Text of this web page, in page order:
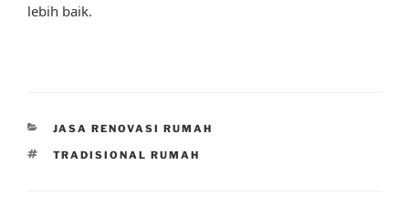
lebih baik.
CATEGORIES
JASA RENOVASI RUMAH
TAGS
TRADISIONAL RUMAH